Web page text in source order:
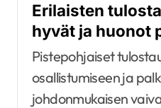
Erilaisten
hyvät ja huonot
Pistepohjaiset
osallistumiseen ja
johdonmukaisen